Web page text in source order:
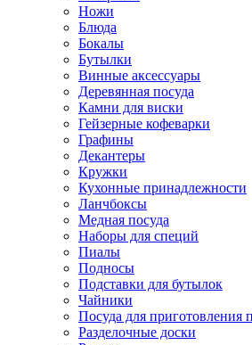
Ножи
Блюда
Бокалы
Бутылки
Винные аксессуары
Деревянная посуда
Камни для виски
Гейзерные кофеварки
Графины
Декантеры
Кружки
Кухонные принадлежности
Ланчбоксы
Медная посуда
Наборы для специй
Пиалы
Подносы
Подставки для бутылок
Чайники
Посуда для приготовления
Разделочные доски